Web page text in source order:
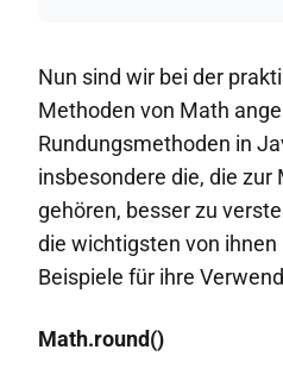
Nun sind wir bei der
Methoden von Math
Rundungsmethoden in
insbesondere die, die zur
gehören, besser zu
die wichtigsten von
Beispiele für ihre
Math.round()